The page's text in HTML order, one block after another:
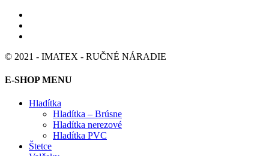
© 2021 - IMATEX - RUČNÉ NÁRADIE
E-SHOP MENU
Hladítka
Hladítka – Brúsne
Hladítka nerezové
Hladítka PVC
Štetce